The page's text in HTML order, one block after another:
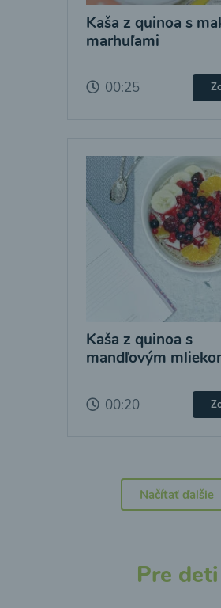
Kaša z quinoa s
marhuľami
00:25
Kaša z quinoa s
mandľovým
00:20
Načítať ďalšie
Pre deti